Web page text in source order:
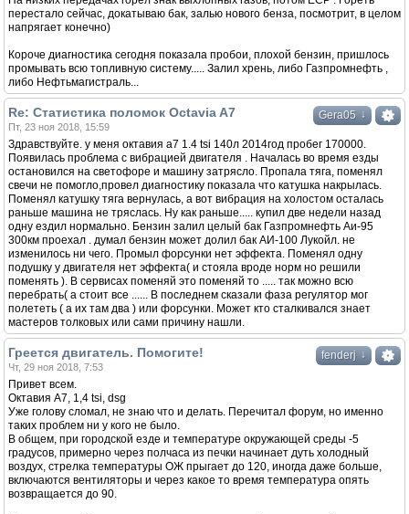
перестало сейчас, докатываю бак, залью нового бенза, посмотрит, в целом
напрягает конечно)
Короче диагностика сегодня показала пробои, плохой бензин, пришлось
промывать всю топливную систему..... Залил хрень, либо Газпромнефть ,
либо Нефтьмагистраль...
Gera05 ↓
Re: Статистика поломок Octavia A7
Пт, 23 ноя 2018, 15:59
Здравствуйте. у меня октавия а7 1.4 tsi 140л 2014год пробег 170000.
Появилась проблема с вибрацией двигателя . Началась во время езды
остановился на светофоре и машину затрясло. Пропала тяга, поменял
свечи не помогло,провел диагностику показала что катушка накрылась.
Поменял катушку тяга вернулась, а вот вибрация на холостом осталась
раньше машина не тряслась. Ну как раньше..... купил две недели назад
одну ездил нормально. Бензин залил целый бак Газпромнефть Аи-95
300км проехал . думал бензин может долил бак АИ-100 Лукойл. не
изменилось ни чего. Промыл форсунки нет эффекта. Поменял одну
подушку у двигателя нет эффекта( и стояла вроде норм но решили
поменять ). В сервисах поменяй это поменяй то ..... так можно всю
перебрать( а стоит все ...... В последнем сказали фаза регулятор мог
полететь ( а их там два ) или форсунки. Может кто сталкивался знает
мастеров толковых или сами причину нашли.
fenderj ↓
Греется двигатель. Помогите!
Чт, 29 ноя 2018, 7:53
Привет всем.
Октавия А7, 1,4 tsi, dsg
Уже голову сломал, не знаю что и делать. Перечитал форум, но именно
таких проблем ни у кого не было.
В общем, при городской езде и температуре окружающей среды -5
градусов, примерно через полчаса из печки начинает дуть холодный
воздух, стрелка температуры ОЖ прыгает до 120, иногда даже больше,
включаются вентиляторы и через какое то время температура опять
возвращается до 90.